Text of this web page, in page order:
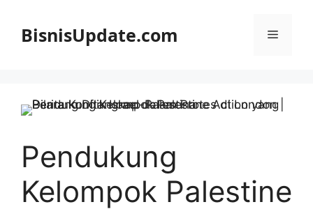
BisnisUpdate.com Menu
Pendukung
Kelompok Palestine